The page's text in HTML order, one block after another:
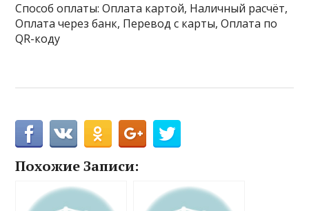
Способ оплаты: Оплата картой, Наличный расчёт,
Оплата через банк, Перевод с карты, Оплата по
QR-коду
Похожие Записи: